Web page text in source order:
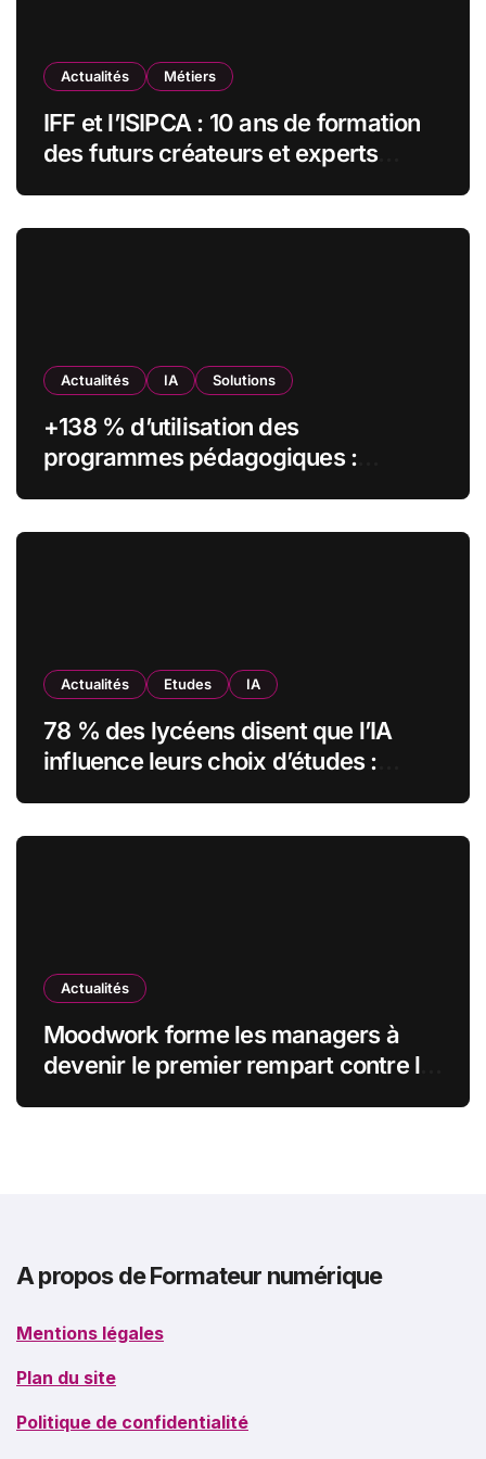
Actualités Métiers
IFF et l’ISIPCA : 10 ans de formation
des futurs créateurs et experts
Actualités IA Solutions
+138 % d’utilisation des
programmes pédagogiques :
Actualités Etudes IA
78 % des lycéens disent que l’IA
influence leurs choix d’études :
Actualités
Moodwork forme les managers à
devenir le premier rempart contre le
A propos de Formateur numérique
Mentions légales
Plan du site
Politique de confidentialité